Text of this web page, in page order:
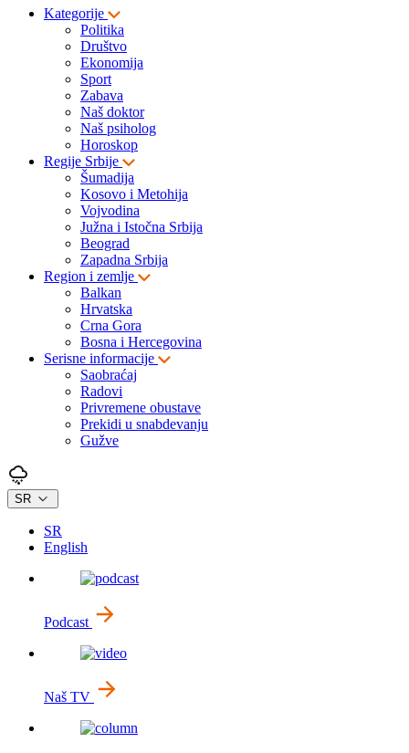
Kategorije
Politika
Društvo
Ekonomija
Sport
Zabava
Naš doktor
Naš psiholog
Horoskop
Regije Srbije
Šumadija
Kosovo i Metohija
Vojvodina
Južna i Istočna Srbija
Beograd
Zapadna Srbija
Region i zemlje
Balkan
Hrvatska
Crna Gora
Bosna i Hercegovina
Serisne informacije
Saobraćaj
Radovi
Privremene obustave
Prekidi u snabdevanju
Gužve
SR
SR
English
Podcast
Naš TV